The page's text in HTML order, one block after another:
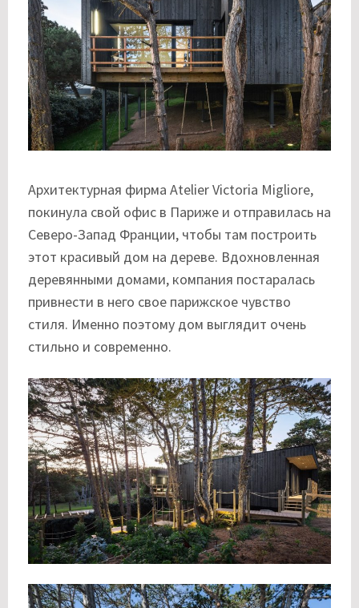
Архитектурная фирма Atelier Victoria Migliore,
покинула свой офис в Париже и отправилась на
Северо-Запад Франции, чтобы там построить
этот красивый дом на дереве. Вдохновленная
деревянными домами, компания постаралась
привнести в него свое парижское чувство
стиля. Именно поэтому дом выглядит очень
стильно и современно.